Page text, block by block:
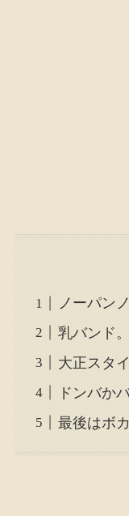
ノーパン
乳バンド
大正スタ
ドンバか
最後はボ